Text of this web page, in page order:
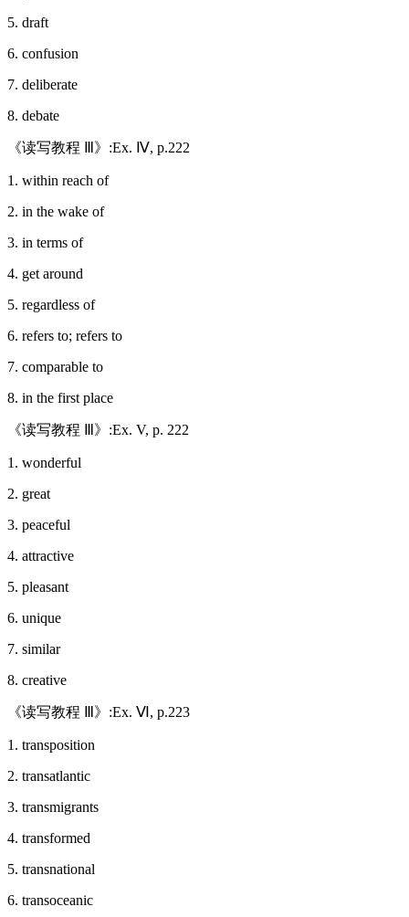
5. draft
6. confusion
7. deliberate
8. debate
《读写教程 Ⅲ》:Ex. Ⅳ, p.222
1. within reach of
2. in the wake of
3. in terms of
4. get around
5. regardless of
6. refers to; refers to
7. comparable to
8. in the first place
《读写教程 Ⅲ》:Ex. V, p. 222
1. wonderful
2. great
3. peaceful
4. attractive
5. pleasant
6. unique
7. similar
8. creative
《读写教程 Ⅲ》:Ex. Ⅵ, p.223
1. transposition
2. transatlantic
3. transmigrants
4. transformed
5. transnational
6. transoceanic